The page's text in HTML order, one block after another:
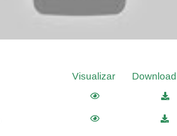
Visualizar